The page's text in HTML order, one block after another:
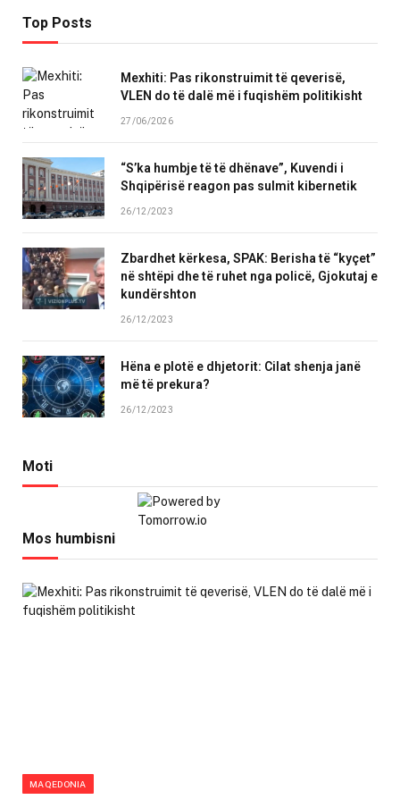
Top Posts
Mexhiti: Pas rikonstruimit të qeverisë,
VLEN do të dalë më i fuqishëm politikisht
27/06/2026
“S’ka humbje të të dhënave”, Kuvendi i
Shqipërisë reagon pas sulmit kibernetik
26/12/2023
Zbardhet kërkesa, SPAK: Berisha të “kyçet”
në shtëpi dhe të ruhet nga policë, Gjokutaj e
kundërshton
26/12/2023
Hëna e plotë e dhjetorit: Cilat shenja janë
më të prekura?
26/12/2023
Moti
Mos humbisni
MAQEDONIA